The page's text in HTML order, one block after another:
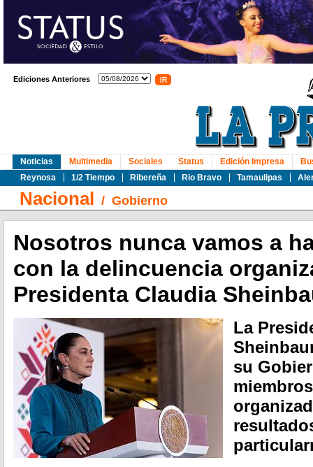
Ediciones Anteriores
Noticias
Reynosa
1/2 Tiempo Ribereña Rio Bravo Tamaulipas
Multimedia Sociales Status Edición Impresa
Nacional / Gobierno
Nosotros nunca vamos a
con la delincuencia
Presidenta Claudia
La
su